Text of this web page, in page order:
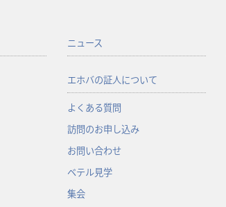
ニュース
エホバの証人について
よくある質問
訪問のお申し込み
お問い合わせ
ベテル見学
集会